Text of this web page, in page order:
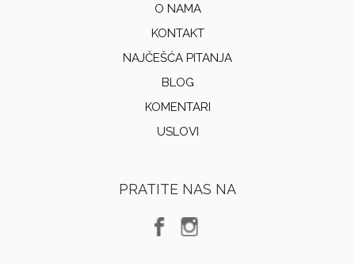
O NAMA
KONTAKT
NAJČEŠĆA PITANJA
BLOG
KOMENTARI
USLOVI
PRATITE NAS NA